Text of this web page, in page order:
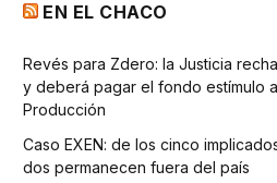
EN EL CHACO
Revés para Zdero: la Justicia
y deberá pagar el fondo estímulo
Producción
Caso EXEN: de los cinco
dos permanecen fuera del país